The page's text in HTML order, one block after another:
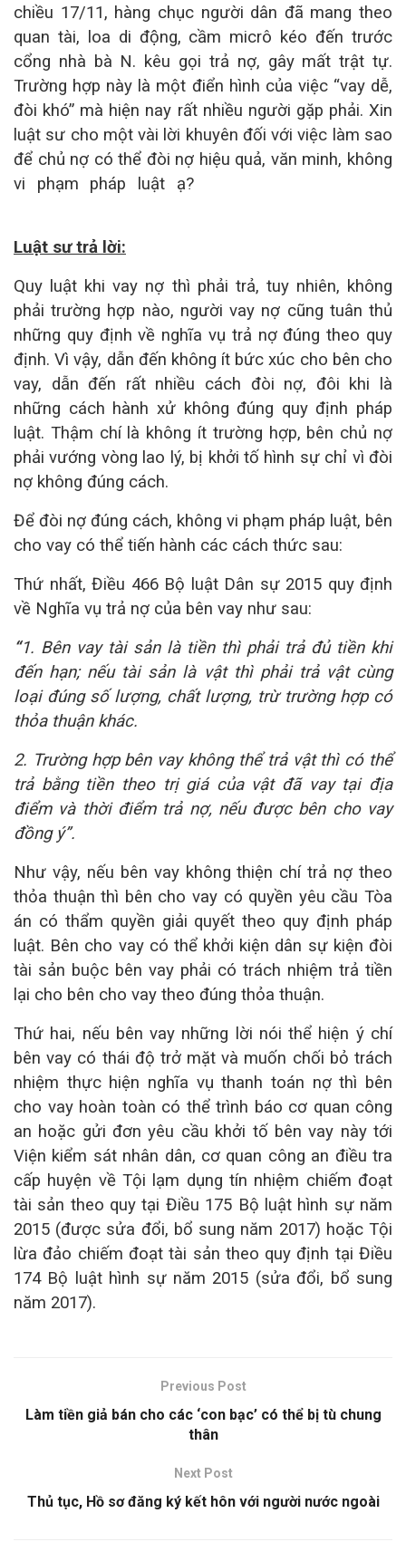
chiều 17/11, hàng chục người dân đã mang theo
quan tài, loa di động, cầm micrô kéo đến trước
cổng nhà bà N. kêu gọi trả nợ, gây mất trật tự.
Trường hợp này là một điển hình của việc “vay dễ,
đòi khó” mà hiện nay rất nhiều người gặp phải. Xin
luật sư cho một vài lời khuyên đối với việc làm sao
để chủ nợ có thể đòi nợ hiệu quả, văn minh, không
vi phạm pháp luật ạ?C1000-24T-4G-L
Luật sư trả lời:
Quy luật khi vay nợ thì phải trả, tuy nhiên, không
phải trường hợp nào, người vay nợ cũng tuân thủ
những quy định về nghĩa vụ trả nợ đúng theo quy
định. Vì vậy, dẫn đến không ít bức xúc cho bên cho
vay, dẫn đến rất nhiều cách đòi nợ, đôi khi là
những cách hành xử không đúng quy định pháp
luật. Thậm chí là không ít trường hợp, bên chủ nợ
phải vướng vòng lao lý, bị khởi tố hình sự chỉ vì đòi
nợ không đúng cách.
Để đòi nợ đúng cách, không vi phạm pháp luật, bên
cho vay có thể tiến hành các cách thức sau:
Thứ nhất, Điều 466 Bộ luật Dân sự 2015 quy định
về Nghĩa vụ trả nợ của bên vay như sau:
“1. Bên vay tài sản là tiền thì phải trả đủ tiền khi
đến hạn; nếu tài sản là vật thì phải trả vật cùng
loại đúng số lượng, chất lượng, trừ trường hợp có
thỏa thuận khác.
2. Trường hợp bên vay không thể trả vật thì có thể
trả bằng tiền theo trị giá của vật đã vay tại địa
điểm và thời điểm trả nợ, nếu được bên cho vay
đồng ý”.
Như vậy, nếu bên vay không thiện chí trả nợ theo
thỏa thuận thì bên cho vay có quyền yêu cầu Tòa
án có thẩm quyền giải quyết theo quy định pháp
luật. Bên cho vay có thể khởi kiện dân sự kiện đòi
tài sản buộc bên vay phải có trách nhiệm trả tiền
lại cho bên cho vay theo đúng thỏa thuận.
Thứ hai, nếu bên vay những lời nói thể hiện ý chí
bên vay có thái độ trở mặt và muốn chối bỏ trách
nhiệm thực hiện nghĩa vụ thanh toán nợ thì bên
cho vay hoàn toàn có thể trình báo cơ quan công
an hoặc gửi đơn yêu cầu khởi tố bên vay này tới
Viện kiểm sát nhân dân, cơ quan công an điều tra
cấp huyện về Tội lạm dụng tín nhiệm chiếm đoạt
tài sản theo quy tại Điều 175 Bộ luật hình sự năm
2015 (được sửa đổi, bổ sung năm 2017) hoặc Tội
lừa đảo chiếm đoạt tài sản theo quy định tại Điều
174 Bộ luật hình sự năm 2015 (sửa đổi, bổ sung
năm 2017).
Previous Post
Làm tiền giả bán cho các ‘con bạc’ có thể bị tù chung
thân
Next Post
Thủ tục, Hồ sơ đăng ký kết hôn với người nước ngoài